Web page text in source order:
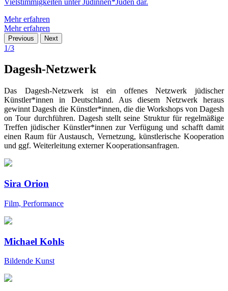
Mehr erfahren
Mehr erfahren
Previous Next
1/3
Dagesh-Netzwerk
Das Dagesh-Netzwerk ist ein offenes Netzwerk jüdischer
Künstler*innen in Deutschland. Aus diesem Netzwerk heraus
gewinnt Dagesh die Künstler*innen, die die Workshops von Dagesh
on Tour durchführen. Dagesh stellt seine Struktur für regelmäßige
Treffen jüdischer Künstler*innen zur Verfügung und schafft damit
einen Raum für Austausch, Vernetzung, künstlerische Kooperation
und ggf. Weiterleitung externer Kooperationsanfragen.
Sira Orion
Film, Performance
Michael Kohls
Bildende Kunst